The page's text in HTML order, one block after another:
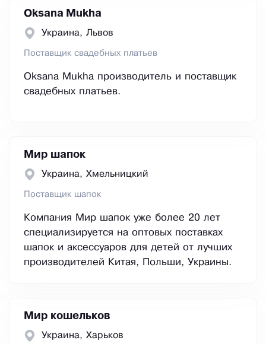
Oksana Mukha
Украина, Львов
Поставщик свадебных платьев
Oksana Mukha производитель и поставщик
свадебных платьев.
Мир шапок
Украина, Хмельницкий
Поставщик шапок
Компания Мир шапок уже более 20 лет
специализируется на оптовых поставках
шапок и аксессуаров для детей от лучших
производителей Китая, Польши, Украины.
Мир кошельков
Украина, Харьков